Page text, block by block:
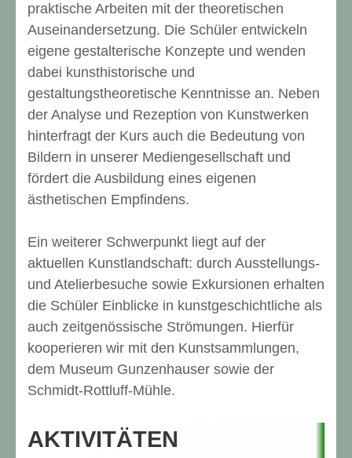
praktische Arbeiten mit der theoretischen
Auseinandersetzung. Die Schüler entwickeln
eigene gestalterische Konzepte und wenden
dabei kunsthistorische und
gestaltungstheoretische Kenntnisse an. Neben
der Analyse und Rezeption von Kunstwerken
hinterfragt der Kurs auch die Bedeutung von
Bildern in unserer Mediengesellschaft und
fördert die Ausbildung eines eigenen
ästhetischen Empfindens.
Ein weiterer Schwerpunkt liegt auf der
aktuellen Kunstlandschaft: durch Ausstellungs-
und Atelierbesuche sowie Exkursionen erhalten
die Schüler Einblicke in kunstgeschichtliche als
auch zeitgenössische Strömungen. Hierfür
kooperieren wir mit den Kunstsammlungen,
dem Museum Gunzenhauser sowie der
Schmidt-Rottluff-Mühle.
AKTIVITÄTEN